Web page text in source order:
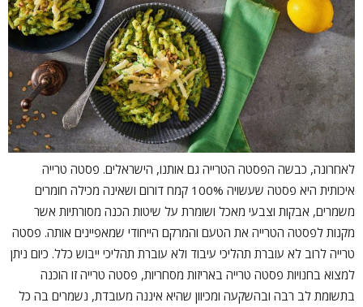
לאחרונה, כבשה הפסטה הטרייה גם אותנו, הישראלים. פסטה טרייה
איכותית היא פסטה שעשויה 100% קמח דורום ושאינה מכילה חומרים
משמרים, אבקות וצבעי מאכל ושומרת על שיטות הכנה מסורתיות אשר
מקנות לפסטה הטרייה את הטעם והמרקם הייחודי שמאפיינים אותה. פסטה
טרייה לרוב לא עוברת תהליכי עיבוד ולא עוברת תהליכי ייבוש כלל. כיום ניתן
למצוא בחנויות פסטה טרייה באריזות מסחריות, פסטה טרייה זו הוכנה
בתשומת לב רבה ובהשקעה ומכיוון שהיא איננה מעובדת, נשמרים בה כל